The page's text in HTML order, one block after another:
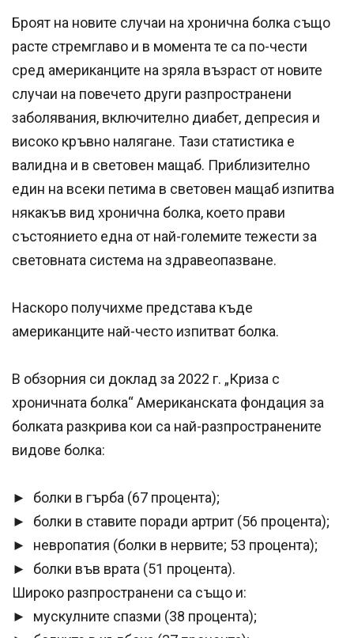
Броят на новите случаи на хронична болка също
расте стремглаво и в момента те са по-чести
сред американците на зряла възраст от новите
случаи на повечето други разпространени
заболявания, включително диабет, депресия и
високо кръвно налягане. Тази статистика е
валидна и в световен мащаб. Приблизително
един на всеки петима в световен мащаб изпитва
някакъв вид хронична болка, което прави
състоянието една от най-големите тежести за
световната система на здравеопазване.
Наскоро получихме представа къде
американците най-често изпитват болка.
В обзорния си доклад за 2022 г. „Криза с
хроничната болка“ Американската фондация за
болката разкрива кои са най-разпространените
видове болка:
► болки в гърба (67 процента);
► болки в ставите поради артрит (56 процента);
► невропатия (болки в нервите; 53 процента);
► болки във врата (51 процента).
Широко разпространени са също и:
► мускулните спазми (38 процента);